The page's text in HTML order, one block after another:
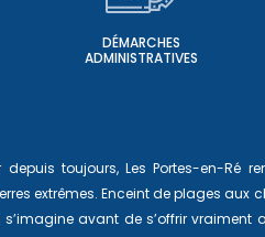
DÉMARCHES
ADMINISTRATIVES
depuis toujours, Les Portes-en-Ré
extrêmes. Enceint de plages
avant de s’offrir